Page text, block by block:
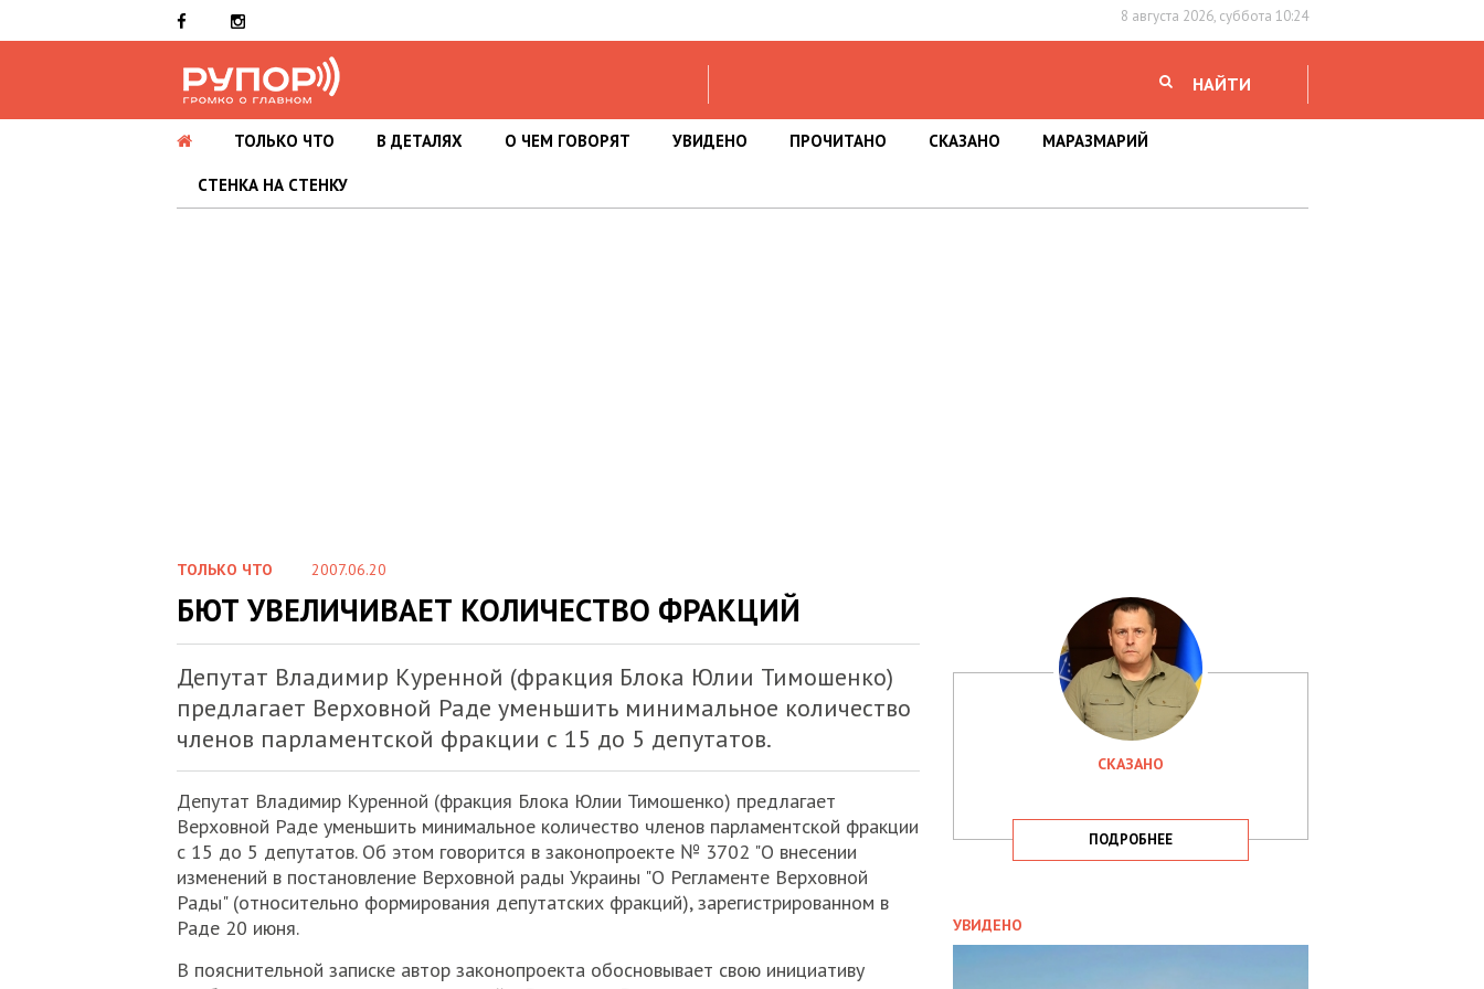
8 августа 2026, суббота 10:24
НАЙТИ
ТОЛЬКО ЧТО В ДЕТАЛЯХ О ЧЕМ ГОВОРЯТ УВИДЕНО ПРОЧИТАНО СКАЗАНО МАРАЗМАРИЙ
СТЕНКА НА СТЕНКУ
ТОЛЬКО ЧТО 2007.06.20
БЮТ УВЕЛИЧИВАЕТ КОЛИЧЕСТВО ФРАКЦИЙ
Депутат Владимир Куренной (фракция Блока Юлии Тимошенко)
предлагает Верховной Раде уменьшить минимальное количество
членов парламентской фракции с 15 до 5 депутатов.
Депутат Владимир Куренной (фракция Блока Юлии Тимошенко) предлагает
Верховной Раде уменьшить минимальное количество членов парламентской фракции
с 15 до 5 депутатов. Об этом говорится в законопроекте № 3702 "О внесении
изменений в постановление Верховной рады Украины "О Регламенте Верховной
Рады" (относительно формирования депутатских фракций), зарегистрированном в
Раде 20 июня.
В пояснительной записке автор законопроекта обосновывает свою инициативу
СКАЗАНО
ПОДРОБНЕЕ
УВИДЕНО
ЗАТРИМАЛА